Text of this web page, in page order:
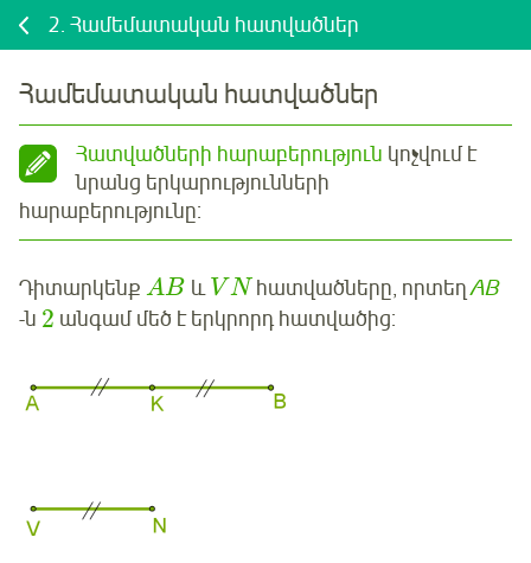
2. Համեմատական հատվածներ
Համեմատական հատվածներ
Հատվածների հարաբերություն կոչվում է
նրանց երկարությունների
հարաբերությունը:
Դիտարկենք ABև V N հատվածները, որտեղАВ
-ն 2 անգամ մեծ է երկրորդ հատվածից: